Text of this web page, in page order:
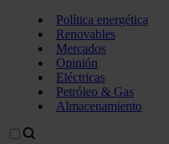
Política energética
Renovables
Mercados
Opinión
Eléctricas
Petróleo & Gas
Almacenamiento